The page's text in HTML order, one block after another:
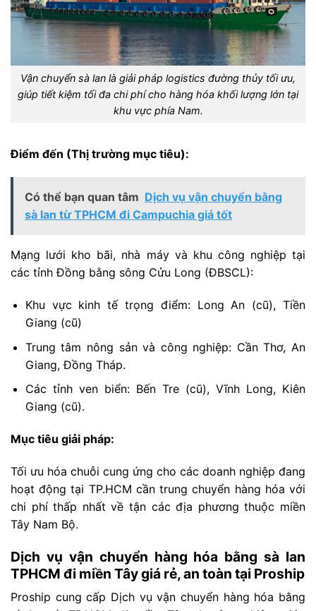
Vận chuyển sà lan là giải pháp logistics đường thủy tối ưu,
giúp tiết kiệm tối đa chi phí cho hàng hóa khối lượng lớn tại
khu vực phía Nam.
Điểm đến (Thị trường mục tiêu):
Có thể bạn quan tâm Dịch vụ vận chuyển bằng
sà lan từ TPHCM đi Campuchia giá tốt
Mạng lưới kho bãi, nhà máy và khu công nghiệp tại
các tỉnh Đồng bằng sông Cửu Long (ĐBSCL):
Khu vực kinh tế trọng điểm: Long An (cũ), Tiền
Giang (cũ)
Trung tâm nông sản và công nghiệp: Cần Thơ, An
Giang, Đồng Tháp.
Các tỉnh ven biển: Bến Tre (cũ), Vĩnh Long, Kiên
Giang (cũ).
Mục tiêu giải pháp:
Tối ưu hóa chuỗi cung ứng cho các doanh nghiệp đang
hoạt động tại TP.HCM cần trung chuyển hàng hóa với
chi phí thấp nhất về tận các địa phương thuộc miền
Tây Nam Bộ.
Dịch vụ vận chuyển hàng hóa bằng sà lan
TPHCM đi miền Tây giá rẻ, an toàn tại Proship
Proship cung cấp Dịch vụ vận chuyển hàng hóa bằng